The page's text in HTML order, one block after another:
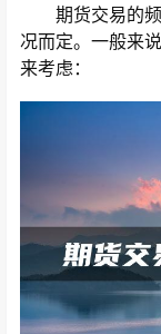
期货交易的频
况而定。一般来
来考虑：